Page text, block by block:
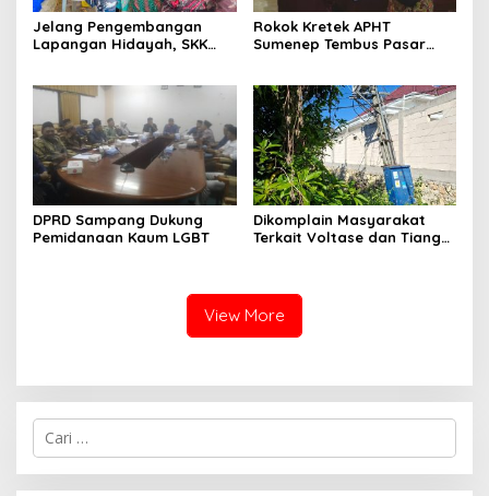
Jelang Pengembangan
Lapangan Hidayah, SKK
Nelayan Sampang
Rokok Kretek APHT
Sumenep Tembus Pasar
DPRD Sampang Dukung
Pemidanaan Kaum LGBT
Dikomplain Masyarakat
Terkait Voltase dan Tiang
View More
Cari
untuk: